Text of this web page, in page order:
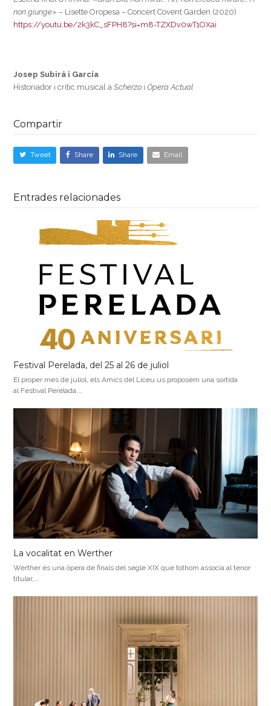
non giunge» – Lisette Oropesa – Concert Covent Garden (2020)
https://youtu.be/2k3kC_sFPH8?si=m8-TZXDv0wT1OXai
Josep Subirá i García
Historiador i crític musical aScherzo iÓpera Actual
Compartir
Tweet Share Share Email
Entrades relacionades
Festival Perelada, del 25 al 26 de juliol
El proper mes de juliol, els Amics del Liceu us proposem una sortida
al Festival Perelada,…
La vocalitat en Werther
Werther és una òpera de finals del segle XIX que tothom associa al tenor
titular,…